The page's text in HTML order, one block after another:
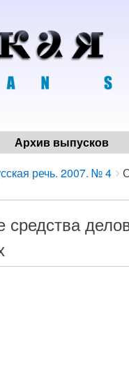
Архив выпусков
речь. 2007. № 4